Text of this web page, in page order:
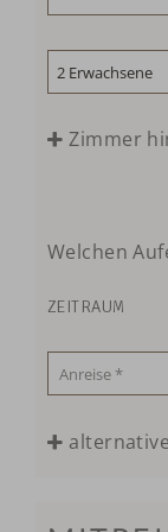
Zimmer
Welchen
ZEITRAUM